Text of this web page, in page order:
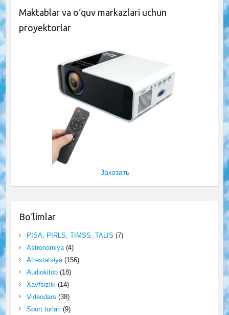
Maktablar va o‘quv markazlari uchun
proyektorlar
Заказать
Bo‘limlar
PISA, PIRLS, TIMSS, TALIS (7)
Astronomiya(4)
Attestatsiya(156)
Audiokitob(18)
Xavfsizlik(14)
Videodars (38)
Sport turlari (9)